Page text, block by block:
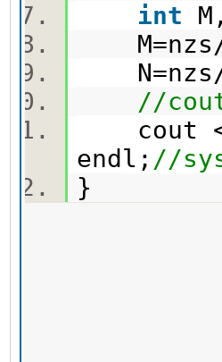
int
N=nzs/
//
cout
endl; //
}